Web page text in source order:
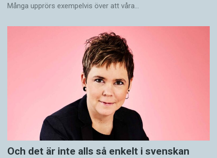
Många upprörs exempelvis över att våra…
Och det är inte alls så enkelt i svenskan